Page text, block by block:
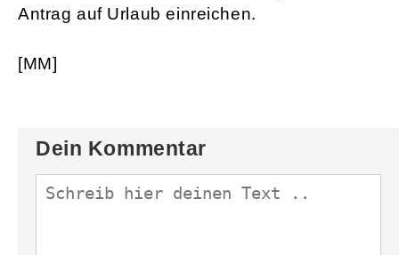
Antrag auf Urlaub einreichen.
[MM]
Dein Kommentar